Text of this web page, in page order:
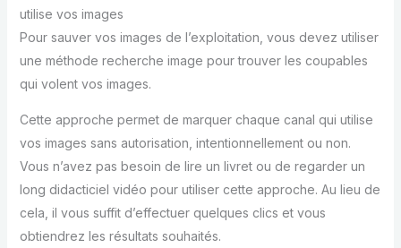
utilise vos images
Pour sauver vos images de l’exploitation, vous devez utiliser
une méthode recherche image pour trouver les coupables
qui volent vos images.
Cette approche permet de marquer chaque canal qui utilise
vos images sans autorisation, intentionnellement ou non.
Vous n’avez pas besoin de lire un livret ou de regarder un
long didacticiel vidéo pour utiliser cette approche. Au lieu de
cela, il vous suffit d’effectuer quelques clics et vous
obtiendrez les résultats souhaités.